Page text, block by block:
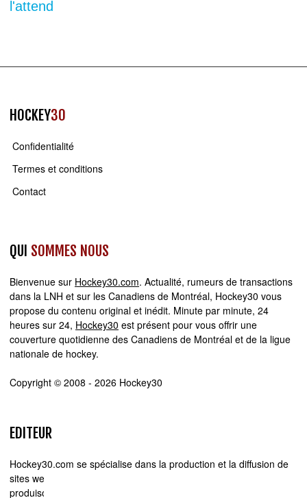
l'attend
HOCKEY30
Confidentialité
Termes et conditions
Contact
QUI SOMMES NOUS
Bienvenue sur Hockey30.com. Actualité, rumeurs de transactions
dans la LNH et sur les Canadiens de Montréal, Hockey30 vous
propose du contenu original et inédit. Minute par minute, 24
heures sur 24, Hockey30 est présent pour vous offrir une
couverture quotidienne des Canadiens de Montréal et de la ligue
nationale de hockey.
Copyright © 2008 - 2026 Hockey30
EDITEUR
Hockey30.com se spécialise dans la production et la diffusion de
sites web d'actualité. Chez Hockey30.com, nous écrivons,
produisons et réalisons les projets médiatiques de A à Z.